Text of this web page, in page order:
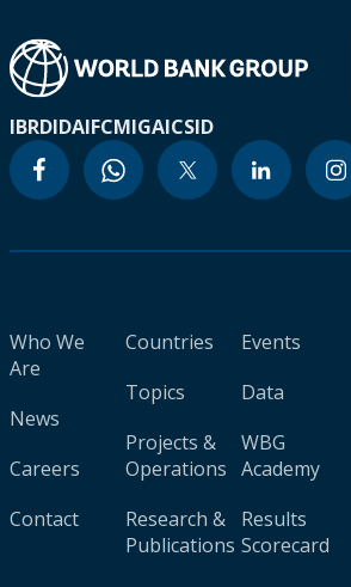
IBRDIDAIFCMIGAICSID
Who We
Are
News
Careers
Contact
Countries
Topics
Projects &
Operations
Research &
Publications
Events
Data
WBG
Academy
Results
Scorecard